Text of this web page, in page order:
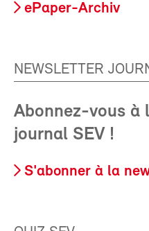
ePaper-Archiv
NEWSLETTER
Abonnez-vous à
journal SEV !
S'abonner à la